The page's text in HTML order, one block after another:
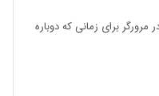
برای زمانی که دوباره